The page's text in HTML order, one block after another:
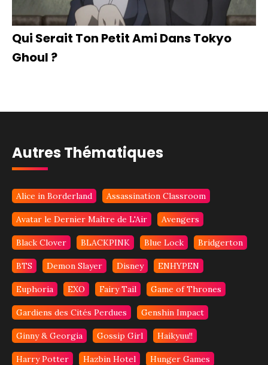
Qui Serait Ton Petit Ami Dans Tokyo
Ghoul ?
Autres Thématiques
Alice in Borderland Assassination Classroom
Avatar le Dernier Maître de L'Air Avengers
Black Clover BLACKPINK Blue Lock Bridgerton
BTS Demon Slayer Disney ENHYPEN
Euphoria EXO Fairy Tail Game of Thrones
Gardiens des Cités Perdues Genshin Impact
Ginny & Georgia Gossip Girl Haikyuu!!
Harry Potter Hazbin Hotel Hunger Games